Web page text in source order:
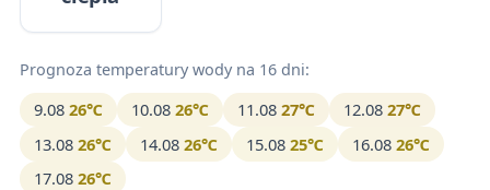
Prognoza temperatury wody na 16 dni:
9.08 26℃ 10.08 26℃ 11.08 27℃ 12.08 27℃
13.08 26℃ 14.08 26℃ 15.08 25℃ 16.08 26℃
17.08 26℃